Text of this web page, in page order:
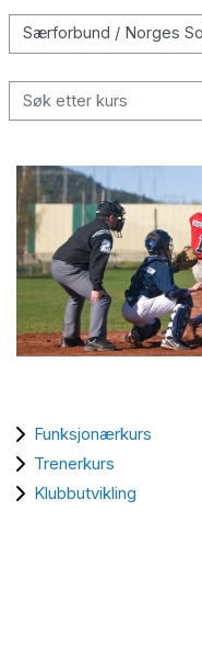
Kurskategorier
Søk etter kurs
Funksjonærkurs
Trenerkurs
Klubbutvikling